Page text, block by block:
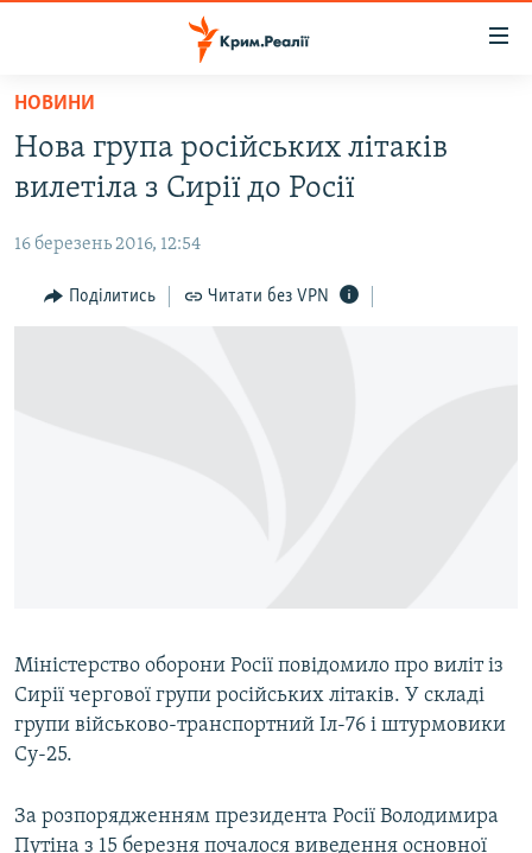
Перейти
основного
матеріалу
до
навігації
Перейти
ВОДА.КРИМ
ПОЛІТИКА
БЛОГИ
ІНФОГРАФІКА
ДОЛУЧАЙСЯ!
НОВИНИ
Нова група російських літаків
вилетіла з Сирії до Росії
16 березень 2016, 12:54
Поділитись Читати без VPN
Міністерство оборони Росії повідомило про виліт із
Сирії чергової групи російських літаків. У складі
групи військово-транспортний Іл-76 і штурмовики
Су-25.
За розпорядженням президента Росії Володимира
Путіна з 15 березня почалося виведення основної